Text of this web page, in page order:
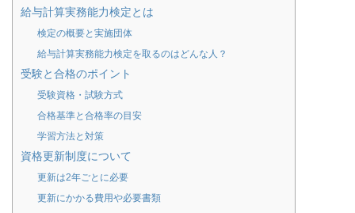
給与計算実務能力検定とは
検定の概要と実施団体
給与計算実務能力検定を取るのはどんな人？
受験と合格のポイント
受験資格・試験方式
合格基準と合格率の目安
学習方法と対策
資格更新制度について
更新は2年ごとに必要
更新にかかる費用や必要書類